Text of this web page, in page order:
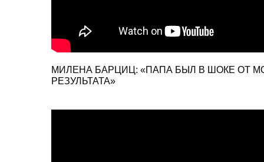
МИЛЕНА БАРЦИЦ: «ПАПА БЫЛ В ШОКЕ ОТ
РЕЗУЛЬТАТА»